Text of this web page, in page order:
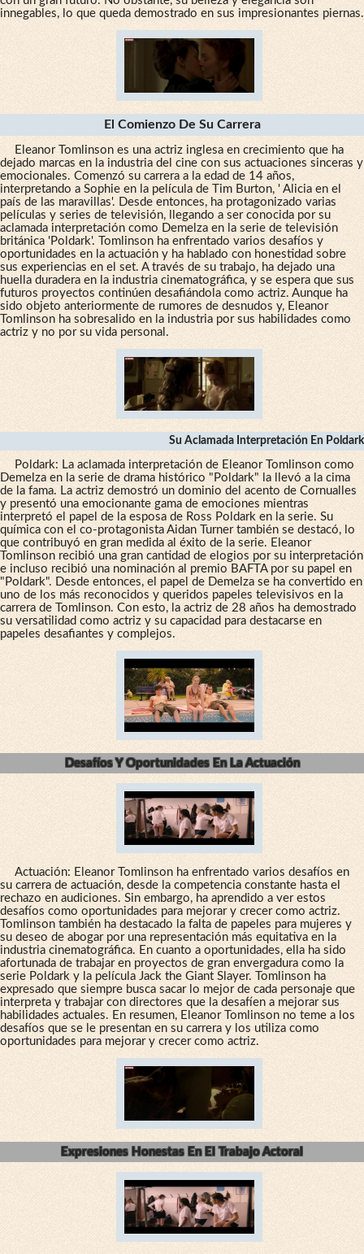
innegables, lo que queda demostrado en sus impresionantes piernas.
El Comienzo De Su Carrera
Eleanor Tomlinson es una actriz inglesa en crecimiento que ha
dejado marcas en la industria del cine con sus actuaciones sinceras y
emocionales. Comenzó su carrera a la edad de 14 años,
interpretando a Sophie en la película de Tim Burton, ' Alicia en el
país de las maravillas'. Desde entonces, ha protagonizado varias
películas y series de televisión, llegando a ser conocida por su
aclamada interpretación como Demelza en la serie de televisión
británica 'Poldark'. Tomlinson ha enfrentado varios desafíos y
oportunidades en la actuación y ha hablado con honestidad sobre
sus experiencias en el set. A través de su trabajo, ha dejado una
huella duradera en la industria cinematográfica, y se espera que sus
futuros proyectos continúen desafiándola como actriz. Aunque ha
sido objeto anteriormente de rumores de desnudos y, Eleanor
Tomlinson ha sobresalido en la industria por sus habilidades como
actriz y no por su vida personal.
Su Aclamada Interpretación En Poldark
Poldark: La aclamada interpretación de Eleanor Tomlinson como
Demelza en la serie de drama histórico "Poldark" la llevó a la cima
de la fama. La actriz demostró un dominio del acento de Cornualles
y presentó una emocionante gama de emociones mientras
interpretó el papel de la esposa de Ross Poldark en la serie. Su
química con el co-protagonista Aidan Turner también se destacó, lo
que contribuyó en gran medida al éxito de la serie. Eleanor
Tomlinson recibió una gran cantidad de elogios por su interpretación
e incluso recibió una nominación al premio BAFTA por su papel en
"Poldark". Desde entonces, el papel de Demelza se ha convertido en
uno de los más reconocidos y queridos papeles televisivos en la
carrera de Tomlinson. Con esto, la actriz de 28 años ha demostrado
su versatilidad como actriz y su capacidad para destacarse en
papeles desafiantes y complejos.
Desafíos Y Oportunidades En La Actuación
Actuación: Eleanor Tomlinson ha enfrentado varios desafíos en
su carrera de actuación, desde la competencia constante hasta el
rechazo en audiciones. Sin embargo, ha aprendido a ver estos
desafíos como oportunidades para mejorar y crecer como actriz.
Tomlinson también ha destacado la falta de papeles para mujeres y
su deseo de abogar por una representación más equitativa en la
industria cinematográfica. En cuanto a oportunidades, ella ha sido
afortunada de trabajar en proyectos de gran envergadura como la
serie Poldark y la película Jack the Giant Slayer. Tomlinson ha
expresado que siempre busca sacar lo mejor de cada personaje que
interpreta y trabajar con directores que la desafíen a mejorar sus
habilidades actuales. En resumen, Eleanor Tomlinson no teme a los
desafíos que se le presentan en su carrera y los utiliza como
oportunidades para mejorar y crecer como actriz.
Expresiones Honestas En El Trabajo Actoral